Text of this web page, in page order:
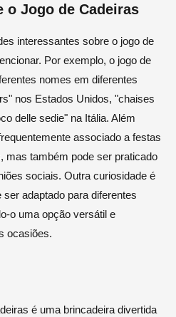
o Jogo de Cadeiras
interessantes sobre o jogo de
Por exemplo, o jogo de
nomes em diferentes
nos Estados Unidos, "chaises
delle sedie" na Itália. Além
associado a festas
mas também pode ser praticado
sociais. Outra curiosidade é
adaptado para diferentes
o uma opção versátil e
ocasiões.
é uma brincadeira divertida